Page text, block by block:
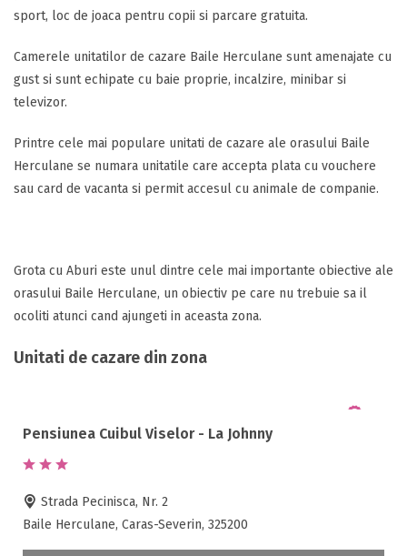
sport, loc de joaca pentru copii si parcare gratuita.
Camerele unitatilor de cazare Baile Herculane sunt amenajate cu
gust si sunt echipate cu baie proprie, incalzire, minibar si
televizor.
Printre cele mai populare unitati de cazare ale orasului Baile
Herculane se numara unitatile care accepta plata cu vouchere
sau card de vacanta si permit accesul cu animale de companie.
Grota cu Aburi este unul dintre cele mai importante obiective ale
orasului Baile Herculane, un obiectiv pe care nu trebuie sa il
ocoliti atunci cand ajungeti in aceasta zona.
Unitati de cazare din zona
Pensiunea Cuibul Viselor - La Johnny
Strada Pecinisca, Nr. 2
Baile Herculane, Caras-Severin, 325200